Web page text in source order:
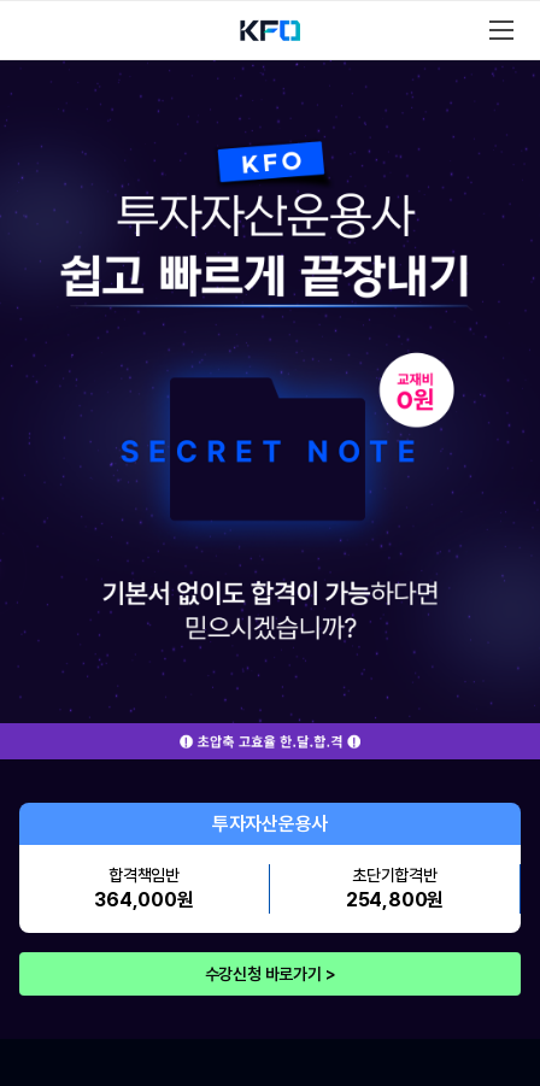
투자자산운용사
합격책임반
364,000원
초단기합격반
254,800원
수강신청 바로가기 >